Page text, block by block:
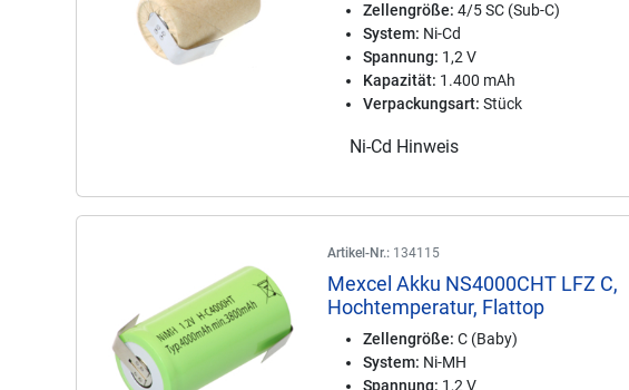
Zellengröße: 4/5 SC (Sub-C)
System: Ni-Cd
Spannung: 1,2 V
Kapazität: 1.400 mAh
Verpackungsart: Stück
Ni-Cd Hinweis
Artikel-Nr.: 134115
Mexcel Akku NS4000CHT LFZ C,
Hochtemperatur, Flattop
Zellengröße: C (Baby)
System: Ni-MH
Spannung: 1,2 V